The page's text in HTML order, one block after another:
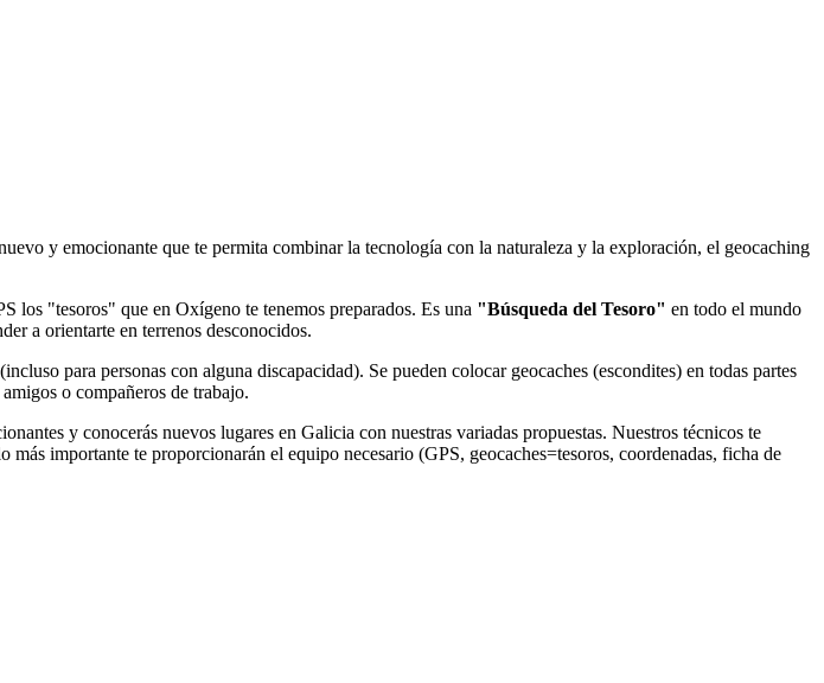
y emocionante que te permita combinar la tecnología con la naturaleza y la exploración, el geocaching
los "tesoros" que en Oxígeno te tenemos preparados. Es una "Búsqueda del Tesoro" en todo el mundo
a orientarte en terrenos desconocidos.
(incluso para personas con alguna discapacidad). Se pueden colocar geocaches (escondites) en todas partes
o compañeros de trabajo.
y conocerás nuevos lugares en Galicia con nuestras variadas propuestas. Nuestros técnicos te
importante te proporcionarán el equipo necesario (GPS, geocaches=tesoros, coordenadas, ficha de